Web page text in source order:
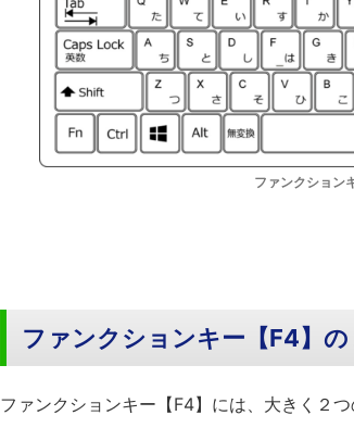
ファンクション
ファンクションキー【F4】
ファンクションキー【F4】には、大きく２つ